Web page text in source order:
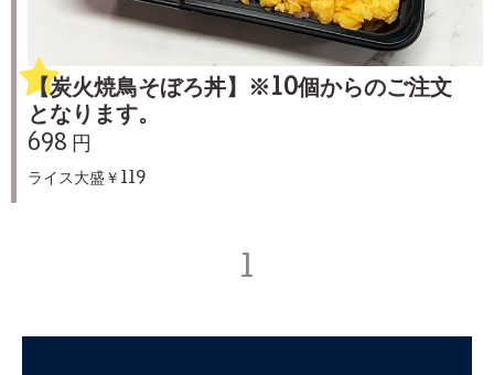
【炭火焼鳥そぼろ丼】※10個からのご注文
となります。
698 円
ライス大盛￥119
1